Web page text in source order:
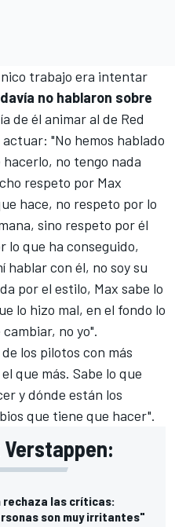
trabajo era intentar
no hablaron sobre
de él animar al de Red
"No hemos hablado
no tengo nada
respeto por Max
hace, no respeto por lo
sino respeto por él
lo que ha conseguido,
hablar con él, no soy su
por el estilo, Max sabe lo
lo hizo mal, en el fondo lo
no yo".
los pilotos con más
que más. Sabe lo que
y dónde están los
que tiene que hacer".
Verstappen:
rechaza las críticas:
son muy irritantes"